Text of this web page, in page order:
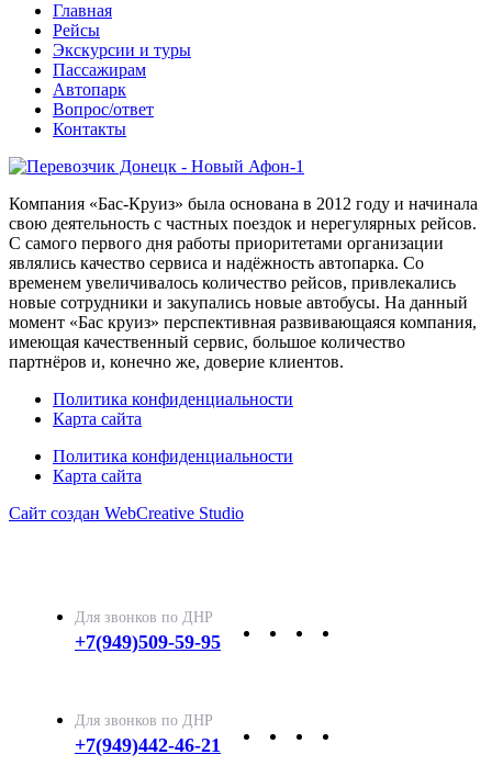
Главная
Рейсы
Экскурсии и туры
Пассажирам
Автопарк
Вопрос/ответ
Контакты
Компания «Бас-Круиз» была основана в 2012 году и начинала
свою деятельность с частных поездок и нерегулярных рейсов.
С самого первого дня работы приоритетами организации
являлись качество сервиса и надёжность автопарка. Со
временем увеличивалось количество рейсов, привлекались
новые сотрудники и закупались новые автобусы. На данный
момент «Бас круиз» перспективная развивающаяся компания,
имеющая качественный сервис, большое количество
партнёров и, конечно же, доверие клиентов.
Политика конфиденциальности
Карта сайта
Политика конфиденциальности
Карта сайта
Сайт создан WebCreative Studio
+7(949)509-59-95
+7(949)442-46-21